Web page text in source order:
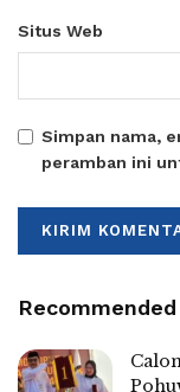
Situs Web
Simpan nama,
peramban ini
Recommended